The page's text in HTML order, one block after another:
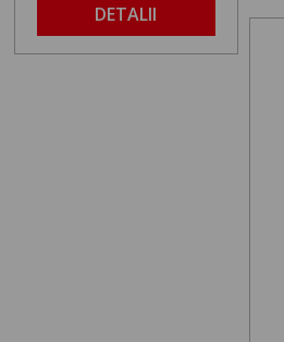
DETALII